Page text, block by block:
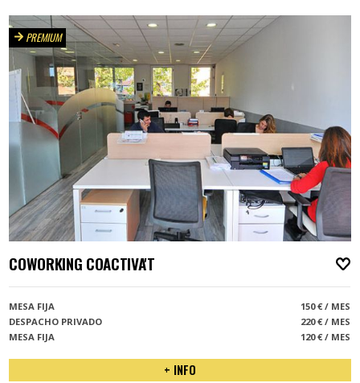
PREMIUM
COWORKING COACTIVA'T
MESA FIJA
150 € / MES
DESPACHO PRIVADO
220 € / MES
MESA FIJA
120 € / MES
+ INFO